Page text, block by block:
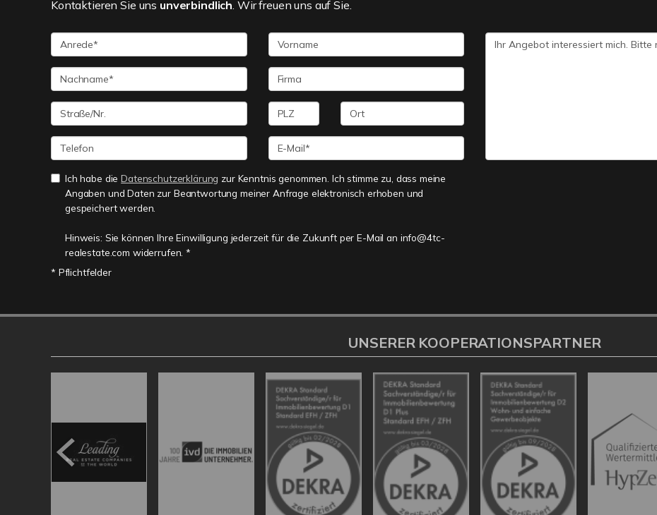
Kontaktieren Sie uns unverbindlich. Wir freuen uns auf Sie.
Ich habe dieDatenschutzerklärung zur Kenntnis genommen. Ich stimme zu, dass meine
Angaben und Daten zur Beantwortung meiner Anfrage elektronisch erhoben und
gespeichert werden.
Hinweis: Sie können Ihre Einwilligung jederzeit für die Zukunft per E-Mail an info@4tc-
realestate.com widerrufen. *
* Pflichtfelder
UNSERER KOOPERATIONSPARTNER